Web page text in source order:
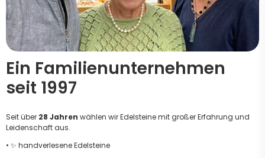
Ein Familienunternehmen
seit 1997
Seit über 28 Jahren wählen wir Edelsteine mit großer Erfahrung und
Leidenschaft aus.
• ✨ handverlesene Edelsteine